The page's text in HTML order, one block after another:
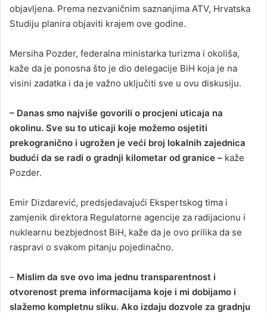
objavljena. Prema nezvaničnim saznanjima ATV, Hrvatska
Studiju planira objaviti krajem ove godine.
Mersiha Pozder, federalna ministarka turizma i okoliša,
kaže da je ponosna što je dio delegacije BiH koja je na
visini zadatka i da je važno uključiti sve u ovu diskusiju.
– Danas smo najviše govorili o procjeni uticaja na
okolinu. Sve su to uticaji koje možemo osjetiti
prekogranično i ugrožen je veći broj lokalnih zajednica
budući da se radi o gradnji kilometar od granice – kaže
Pozder.
Emir Dizdarević, predsjedavajući Ekspertskog tima i
zamjenik direktora Regulatorne agencije za radijacionu i
nuklearnu bezbjednost BiH, kaže da je ovo prilika da se
raspravi o svakom pitanju pojedinačno.
– Mislim da sve ovo ima jednu transparentnost i
otvorenost prema informacijama koje i mi dobijamo i
slažemo kompletnu sliku. Ako izdaju dozvole za gradnju